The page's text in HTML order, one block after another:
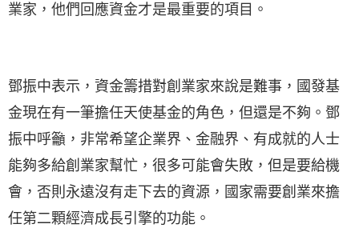
業家，他們回應資金才是最重要的項目。
鄧振中表示，資金籌措對創業家來說是難事，國發基
金現在有一筆擔任天使基金的角色，但還是不夠。鄧
振中呼籲，非常希望企業界、金融界、有成就的人士
能夠多給創業家幫忙，很多可能會失敗，但是要給機
會，否則永遠沒有走下去的資源，國家需要創業來擔
任第二顆經濟成長引擎的功能。